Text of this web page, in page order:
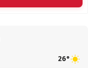
26°